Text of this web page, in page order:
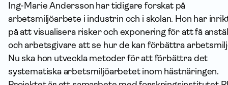
Ing-Marie Andersson har tidigare forskat på
arbetsmiljöarbete i industrin och i skolan. Hon har
på att visualisera risker och exponering för att få
och arbetsgivare att se hur de kan förbättra
Nu ska hon utveckla metoder för att förbättra det
systematiska arbetsmiljöarbetet inom hästnäringen.